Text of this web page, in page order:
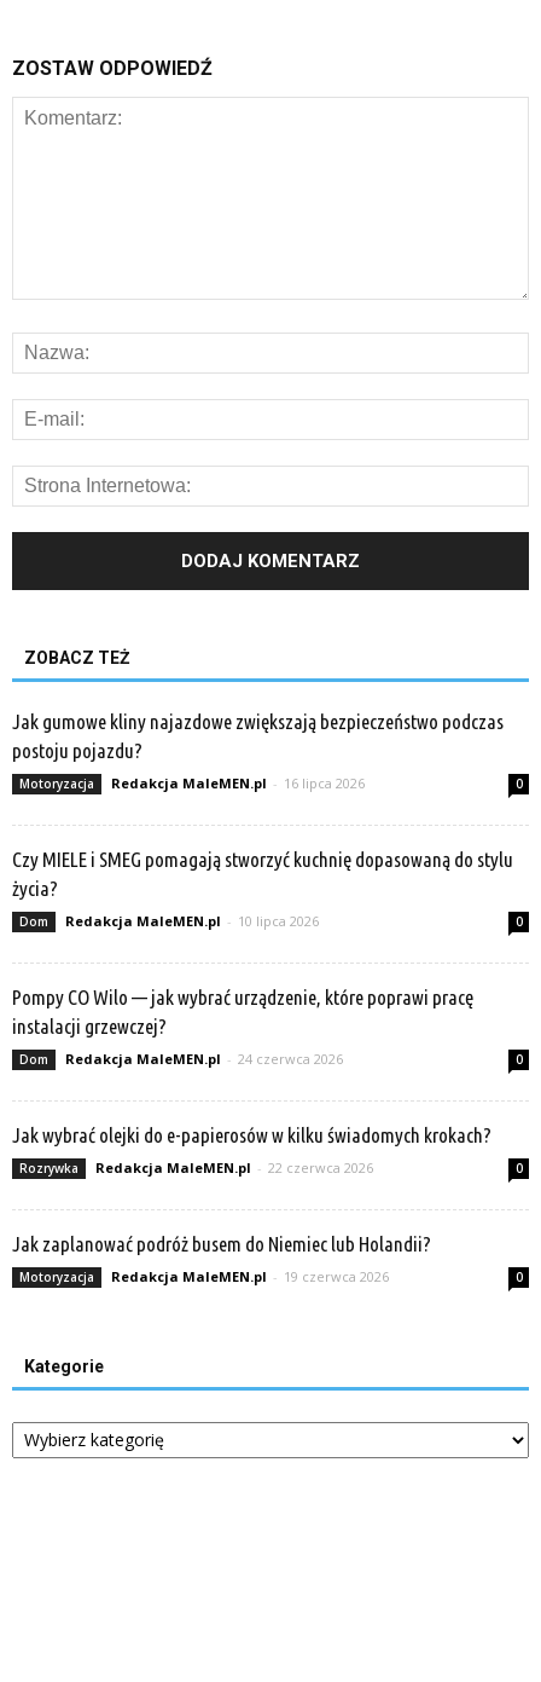
ZOSTAW ODPOWIEDŹ
ZOBACZ TEŻ
Jak gumowe kliny najazdowe zwiększają bezpieczeństwo podczas
postoju pojazdu?
Motoryzacja Redakcja MaleMEN.pl - 16 lipca 2026 0
Czy MIELE i SMEG pomagają stworzyć kuchnię dopasowaną do stylu
życia?
Dom Redakcja MaleMEN.pl - 10 lipca 2026 0
Pompy CO Wilo — jak wybrać urządzenie, które poprawi pracę
instalacji grzewczej?
Dom Redakcja MaleMEN.pl - 24 czerwca 2026 0
Jak wybrać olejki do e-papierosów w kilku świadomych krokach?
Rozrywka Redakcja MaleMEN.pl - 22 czerwca 2026 0
Jak zaplanować podróż busem do Niemiec lub Holandii?
Motoryzacja Redakcja MaleMEN.pl - 19 czerwca 2026 0
Kategorie
Kategorie